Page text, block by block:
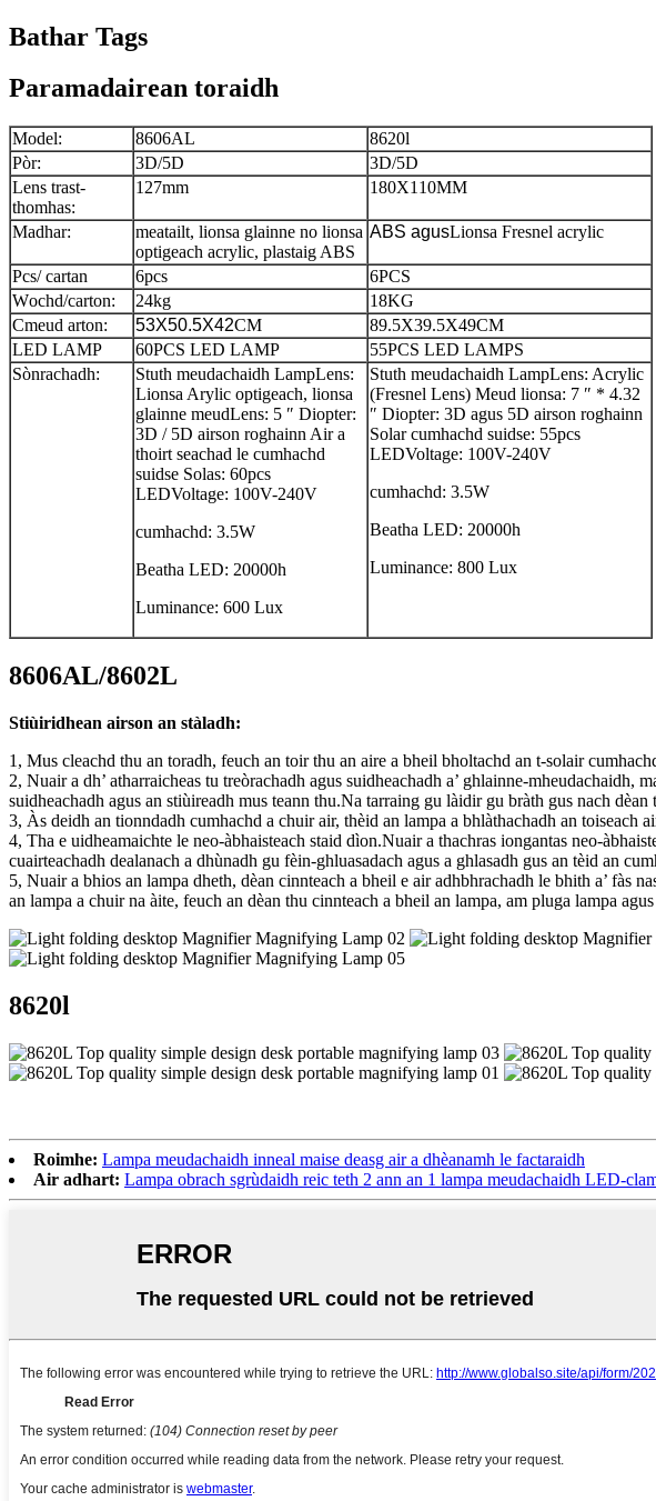
Bathar Tags
Paramadairean toraidh
Model: 8606AL
8620l
Pòr: 3D/5D 3D/5D
Lens trast-
thomhas:
127mm 180X1 10MM
Madhar:
meatailt, lionsa glainne no lionsa
optigeach acrylic, plastaig ABS
ABS agusLionsa Fresnel acrylic
Pcs/ cartan 6pcs 6PCS
Wochd/carton: 24kg 18KG
Cmeud arton: 53X50.5X42CM 89.5X39.5X49CM
LED LAMP 60PCS LED LAMP
55PCS LED LAMPS
Sònrachadh:
Stuth meudachaidh LampLens:
Lionsa Arylic optigeach, lionsa
glainne meudLens: 5 ″ Diopter:
3D / 5D airson roghainn Air a
thoirt seachad le cumhachd
suidse Solas: 60pcs
LEDVoltage: 100V-240V
cumhachd: 3.5W
Beatha LED: 20000h
Luminance: 600 Lux
Stuth meudachaidh LampLens: Acrylic
(Fresnel Lens) Meud lionsa: 7 ″ * 4.32
″ Diopter: 3D agus 5D airson roghainn
Solar cumhachd suidse: 55pcs
LEDVoltage: 100V-240V
cumhachd: 3.5W
Beatha LED: 20000h
Luminance: 800 Lux
8606AL/8602L
Stiùiridhean airson an stàladh:
1, Mus cleachd thu an toradh, feuch an toir thu an aire a bheil bholtachd an t-solair
2, Nuair a dh’ atharraicheas tu treòrachadh agus suidheachadh a’ ghlainne-
suidheachadh agus an stiùireadh mus teann thu.Na tarraing gu làidir gu bràth gus nach
3, Às deidh an tionndadh cumhachd a chuir air, thèid an lampa a bhlàthachadh an toiseach
4, Tha e uidheamaichte le neo-àbhaisteach staid dìon.Nuair a thachras iongantas neo-
cuairteachadh dealanach a dhùnadh gu fèin-ghluasadach agus a ghlasadh gus an tèid an
5, Nuair a bhios an lampa dheth, dèan cinnteach a bheil e air adhbhrachadh le bhith a’ fàs
an lampa a chuir na àite, feuch an dèan thu cinnteach a bheil an lampa, am pluga lampa
8620l
Roimhe: Lampa meudachaidh inneal maise deasg air a dhèanamh le factaraidh
Air adhart: Lampa obrach sgrùdaidh reic teth 2 ann an 1 lampa meudachaidh LED-